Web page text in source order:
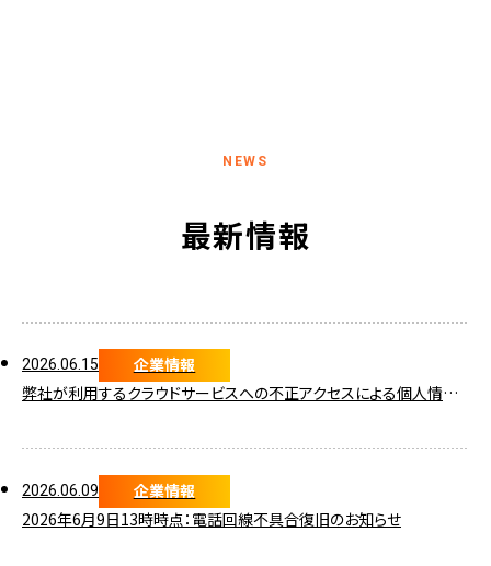
最新情報
2026.06.15
企業情報
弊社が利用するクラウドサービスへの不正アクセスによる個人情報流出の可能性に関するお詫びとお知らせ
2026.06.09
企業情報
2026年6月9日13時時点：電話回線不具合復旧のお知らせ